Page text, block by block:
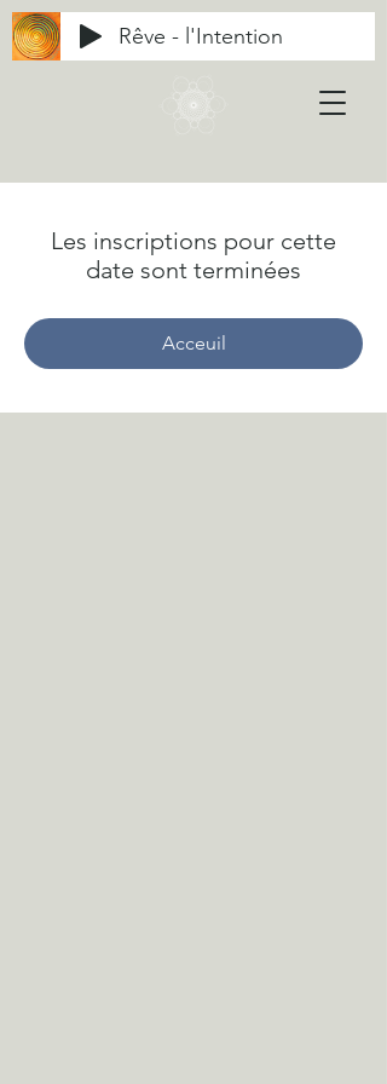
Rêve - l'Intention
Les inscriptions pour cette
date sont terminées
Acceuil